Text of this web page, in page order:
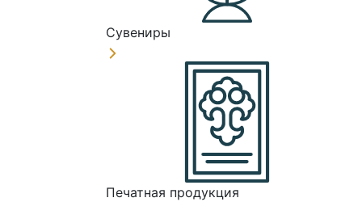
Сувениры
Печатная продукция